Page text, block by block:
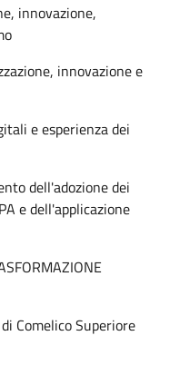
innovazione,
innovazione e
e esperienza dei
dell'adozione dei
e dell'applicazione
Comelico Superiore